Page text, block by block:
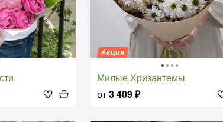
Акция
Милые Хризантемы
от3 409₽